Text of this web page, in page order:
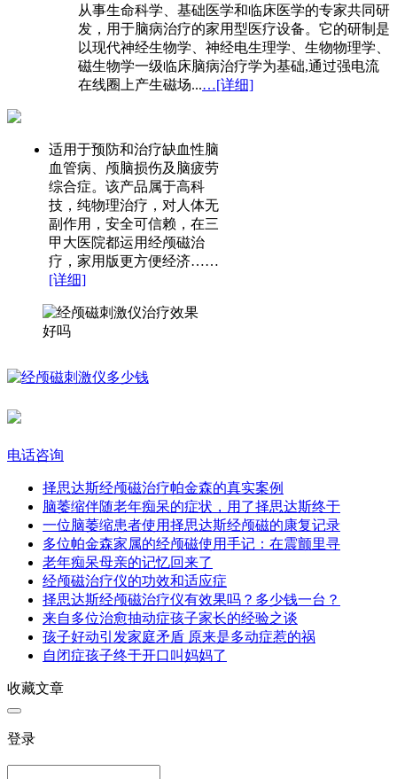
从事生命科学、基础医学和临床医学的专家共同研
发，用于脑病治疗的家用型医疗设备。它的研制是
以现代神经生物学、神经电生理学、生物物理学、
磁生物学一级临床脑病治疗学为基础,通过强电流
在线圈上产生磁场...…[详细]
适用于预防和治疗缺血性脑
血管病、颅脑损伤及脑疲劳
综合症。该产品属于高科
技，纯物理治疗，对人体无
副作用，安全可信赖，在三
甲大医院都运用经颅磁治
疗，家用版更方便经济……
[详细]
电话咨询
择思达斯经颅磁治疗帕金森的真实案例​
脑萎缩伴随老年痴呆的症状，用了择思达斯终于
一位脑萎缩患者使用择思达斯经颅磁的康复记录
多位帕金森家属的经颅磁使用手记：在震颤里寻
老年痴呆母亲的记忆回来了​
经颅磁治疗仪的功效和适应症
择思达斯经颅磁治疗仪有效果吗？多少钱一台？
来自多位治愈抽动症孩子家长的经验之谈
孩子好动引发家庭矛盾 原来是多动症惹的祸
自闭症孩子终于开口叫妈妈了
收藏文章
登录